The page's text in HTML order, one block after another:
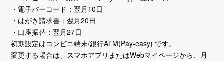
・電子バーコード：翌月10日
・はがき請求書：翌月20日
・口座振替：翌月27日
初期設定はコンビニ端末/銀行ATM(Pay-easy) です。
変更する場合は、スマホアプリまたはWebマイページから、月